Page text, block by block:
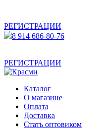
РЕГИСТРАЦИИ
8 914 686-80-76
РЕГИСТРАЦИИ
Каталог
О магазине
Оплата
Доставка
Стать оптовиком